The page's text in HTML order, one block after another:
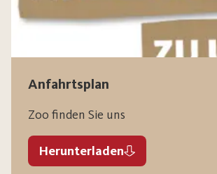
Anfahrtsplan
Zoo finden Sie uns
Herunterladen